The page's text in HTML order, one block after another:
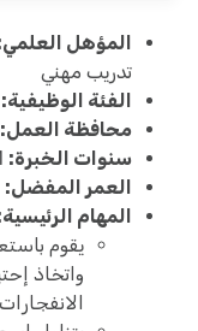
المؤهل
تدريب مهني
الفئة الوظيفية:
محافظة العمل:
سنوات الخبرة:
العمر المفضل:
المهام
يقوم
واتخاذ